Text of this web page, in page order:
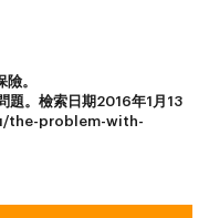
。
題。檢索日期2016年1月13
the-problem-with-